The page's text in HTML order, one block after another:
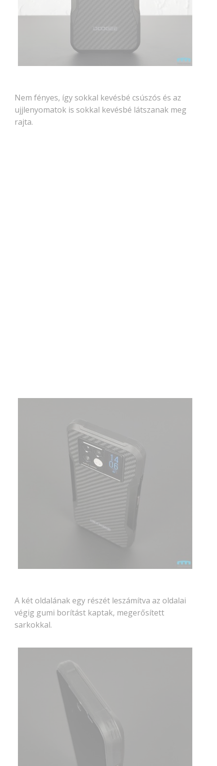
Nem fényes, így sokkal kevésbé csúszós és az
ujjlenyomatok is sokkal kevésbé látszanak meg
rajta.
A két oldalának egy részét leszámítva az oldalai
végig gumi borítást kaptak, megerősített
sarkokkal.